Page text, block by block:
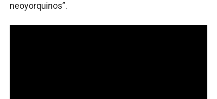
neoyorquinos”.